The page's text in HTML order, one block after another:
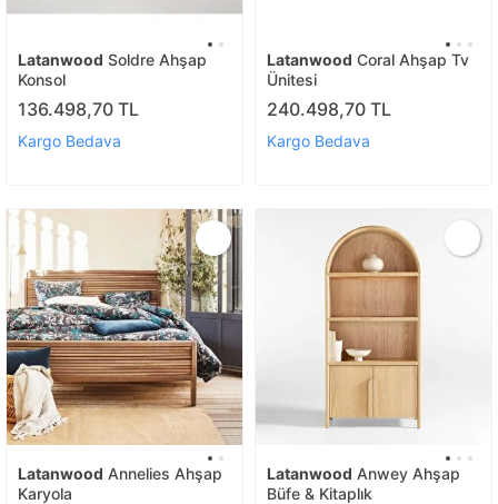
Latanwood Soldre Ahşap
Konsol
136.498,70 TL
Kargo Bedava
Latanwood Coral Ahşap Tv
Ünitesi
240.498,70 TL
Kargo Bedava
Latanwood Annelies Ahşap
Karyola
Latanwood Anwey Ahşap
Büfe & Kitaplık